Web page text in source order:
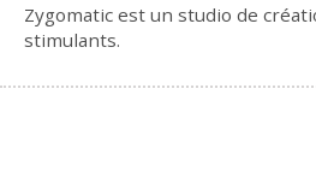
Zygomatic est un studio de
stimulants.